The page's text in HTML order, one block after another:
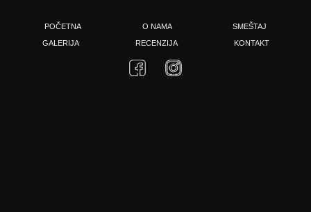
POČETNA O NAMA
SMEŠTAJ
GALERIJA
RECENZIJA KONTAKT